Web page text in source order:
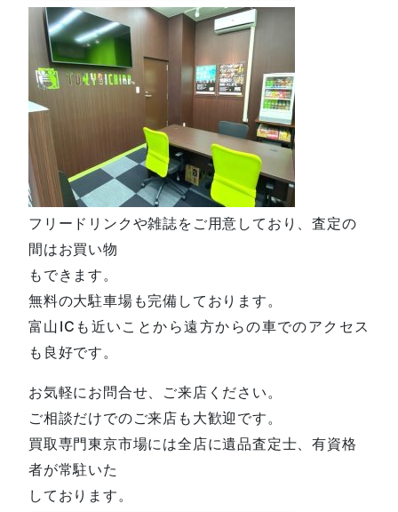
フリードリンクや雑誌をご用意しており、査定の
間はお買い物
もできます。
無料の大駐車場も完備しております。
富山ICも近いことから遠方からの車でのアクセス
も良好です。
お気軽にお問合せ、ご来店ください。
ご相談だけでのご来店も大歓迎です。
買取専門東京市場には全店に遺品査定士、有資格
者が常駐いた
しております。